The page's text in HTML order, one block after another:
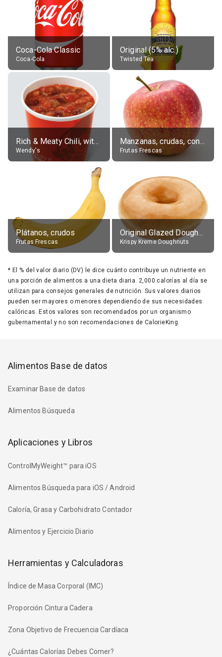
Coca-Cola Classic
Coca-Cola
Original (5% alc.)
Twisted Tea
Rich & Meaty Chili, without toppings, large
Wendy's
Manzanas, crudas, con piel
Frutas Frescas
Plátanos, crudos
Frutas Frescas
Original Glazed Doughnut
Krispy Kreme Doughnuts
* El % del valor diario (DV) le dice cuánto contribuye un nutriente en
una porción de alimentos a una dieta diaria. 2,000 calorías al día se
utilizan para consejos generales de nutrición. Sus valores diarios
pueden ser mayores o menores dependiendo de sus necesidades
calóricas. Estos valores son recomendados por un organismo
gubernamental y no son recomendaciones de CalorieKing.
Alimentos Base de datos
Examinar Base de datos
Alimentos Búsqueda
Aplicaciones y Libros
ControlMyWeight™ para iOS
Alimentos Búsqueda para iOS / Android
Caloría, Grasa y Carbohidrato Contador
Alimentos y Ejercicio Diario
Herramientas y Calculadoras
Índice de Masa Corporal (IMC)
Proporción Cintura Cadera
Zona Objetivo de Frecuencia Cardíaca
¿Cuántas Calorías Debes Comer?